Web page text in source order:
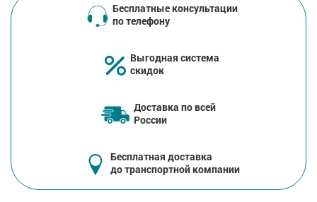
Бесплатные консультации
по телефону
Выгодная система
скидок
Доставка по всей
России
Бесплатная доставка
до транспортной компании